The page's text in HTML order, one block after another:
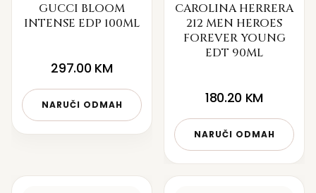
GUCCI BLOOM
INTENSE EDP 100ML
297.00 KM
NARUČI ODMAH
CAROLINA HERRERA
212 MEN HEROES
FOREVER YOUNG
EDT 90ML
180.20 KM
NARUČI ODMAH